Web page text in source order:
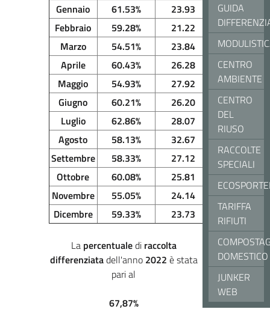
Gennaio
61.53%
23.93
Febbraio
59.28%
21.22
Marzo
54.51%
23.84
Aprile
60.43%
26.28
Maggio
54.93%
27.92
Giugno
60.21%
26.20
Luglio
62.86%
28.07
Agosto
58.13%
32.67
Settembre
58.33%
27.12
Ottobre
60.08%
25.81
Novembre
55.05%
24.14
Dicembre
59.33% 23.73
La percentualedi raccolta
differenziatadell'anno 2022 è stata
pari al
67,87%
GUIDA
CENTRO
AMBIENTE
CENTRO
DEL
RIUSO
RACCOLTE
SPECIALI
TARIFFA
RIFIUTI
DOMESTICO
JUNKER
WEB